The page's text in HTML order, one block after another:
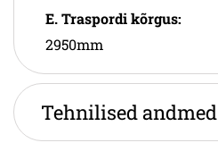
E. Traspordi kõrgus:
2950mm
Tehnilised andmed